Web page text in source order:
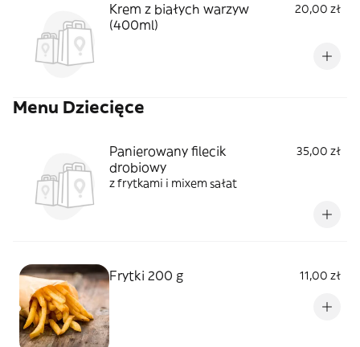
Krem z białych warzyw
(400ml)
20,00 zł
Menu Dziecięce
Panierowany filecik
drobiowy
35,00 zł
z frytkami i mixem sałat
Frytki 200 g 11,00 zł